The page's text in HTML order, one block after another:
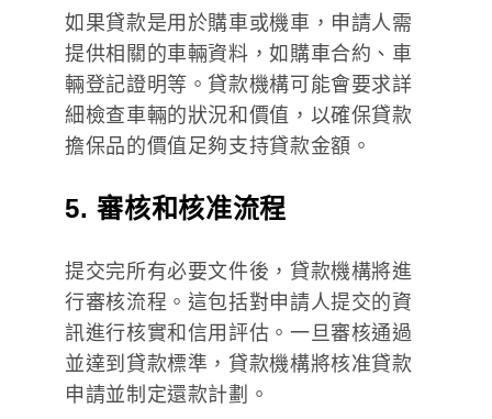
如果貸款是用於購車或機車，申請人需
提供相關的車輛資料，如購車合約、車
輛登記證明等。貸款機構可能會要求詳
細檢查車輛的狀況和價值，以確保貸款
擔保品的價值足夠支持貸款金額。
5. 審核和核准流程
提交完所有必要文件後，貸款機構將進
行審核流程。這包括對申請人提交的資
訊進行核實和信用評估。一旦審核通過
並達到貸款標準，貸款機構將核准貸款
申請並制定還款計劃。